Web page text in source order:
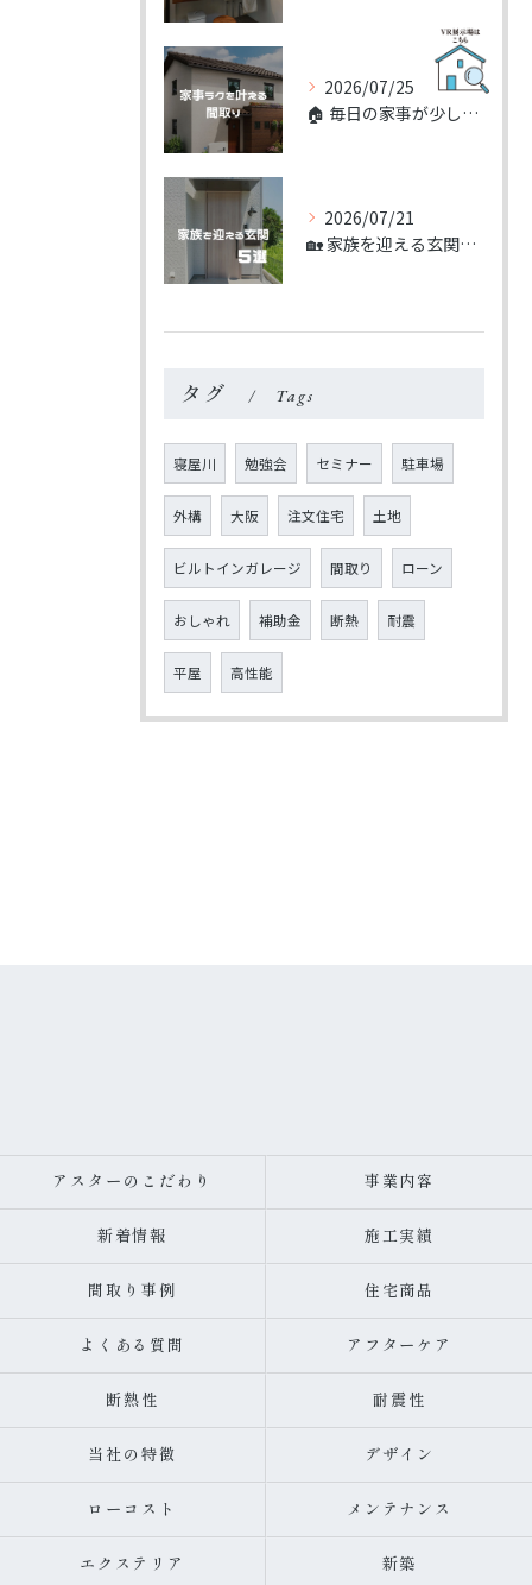
2026/07/25
🏠 毎日の家事が少しラクになる間取り。
2026/07/21
🏡 家族を迎える玄関5選
タグ Tags
寝屋川 勉強会 セミナー 駐車場
外構 大阪 注文住宅 土地
ビルトインガレージ 間取り ローン
おしゃれ 補助金 断熱 耐震
平屋 高性能
アスターのこだわり 事業内容
新着情報 施工実績
間取り事例 住宅商品
よくある質問 アフターケア
断熱性 耐震性
当社の特徴 デザイン
ローコスト メンテナンス
エクステリア 新築